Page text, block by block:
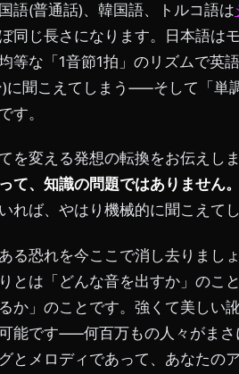
語(普通話)、韓国語、トルコ語は
同じ長さになります。日本語は
等な「1音節1拍」のリズムで英
に聞こえてしまう——そして「単
す。
を変える発想の転換をお伝えしま
て、知識の問題ではありません。
れば、やはり機械的に聞こえてし
る恐れを今ここで消し去りましょ
とは「どんな音を出すか」のこ
か」のことです。強くて美しい
能です——何百万もの人々がま
とメロディであって、あなたの